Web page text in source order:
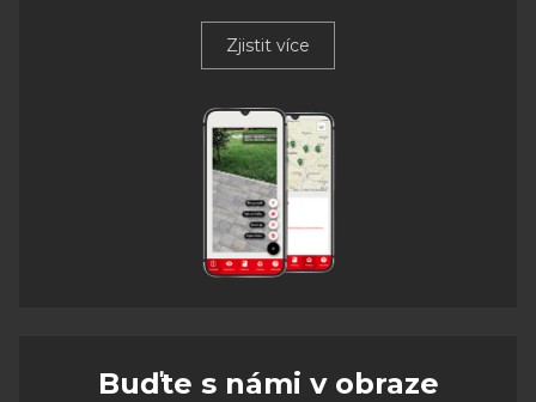
Zjistit více
Buďte s námi v obraze